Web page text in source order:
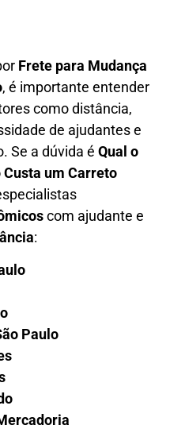
Frete para Mudança
, é importante entender
como distância,
de ajudantes e
Se a dúvida é Qual o
Custa um Carreto
com ajudante e
:
Paulo